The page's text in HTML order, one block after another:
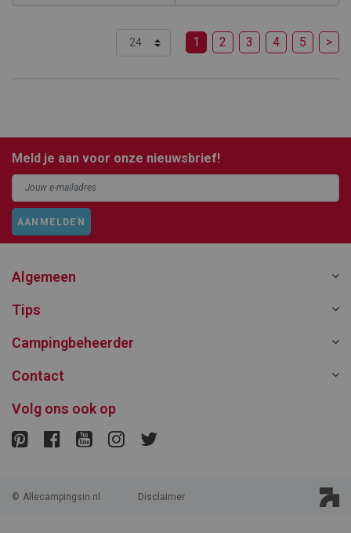
1 2 3 4 5 >
Meld je aan voor onze nieuwsbrief!
AANMELDEN
Algemeen
Tips
Campingbeheerder
Contact
Volg ons ook op
© Allecampingsin.nl Disclaimer